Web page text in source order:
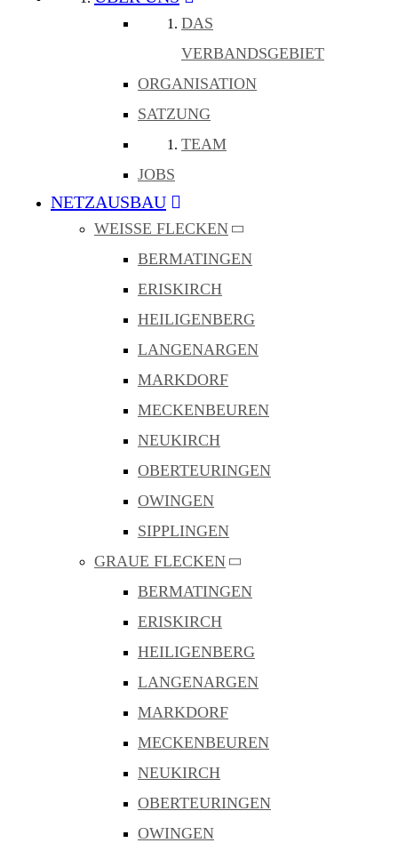
DAS
VERBANDSGEBIET
ORGANISATION
SATZUNG
TEAM
JOBS
NETZAUSBAU
WEISSE FLECKEN
BERMATINGEN
ERISKIRCH
HEILIGENBERG
LANGENARGEN
MARKDORF
MECKENBEUREN
NEUKIRCH
OBERTEURINGEN
OWINGEN
SIPPLINGEN
GRAUE FLECKEN
BERMATINGEN
ERISKIRCH
HEILIGENBERG
LANGENARGEN
MARKDORF
MECKENBEUREN
NEUKIRCH
OBERTEURINGEN
OWINGEN